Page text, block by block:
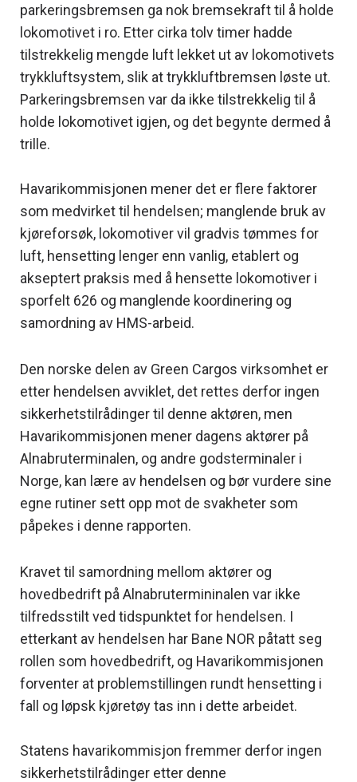
parkeringsbremsen ga nok bremsekraft til å holde
lokomotivet i ro. Etter cirka tolv timer hadde
tilstrekkelig mengde luft lekket ut av lokomotivets
trykkluftsystem, slik at trykkluftbremsen løste ut.
Parkeringsbremsen var da ikke tilstrekkelig til å
holde lokomotivet igjen, og det begynte dermed å
trille.
Havarikommisjonen mener det er flere faktorer
som medvirket til hendelsen; manglende bruk av
kjøreforsøk, lokomotiver vil gradvis tømmes for
luft, hensetting lenger enn vanlig, etablert og
akseptert praksis med å hensette lokomotiver i
sporfelt 626 og manglende koordinering og
samordning av HMS-arbeid.
Den norske delen av Green Cargos virksomhet er
etter hendelsen avviklet, det rettes derfor ingen
sikkerhetstilrådinger til denne aktøren, men
Havarikommisjonen mener dagens aktører på
Alnabruterminalen, og andre godsterminaler i
Norge, kan lære av hendelsen og bør vurdere sine
egne rutiner sett opp mot de svakheter som
påpekes i denne rapporten.
Kravet til samordning mellom aktører og
hovedbedrift på Alnabrutermininalen var ikke
tilfredsstilt ved tidspunktet for hendelsen. I
etterkant av hendelsen har Bane NOR påtatt seg
rollen som hovedbedrift, og Havarikommisjonen
forventer at problemstillingen rundt hensetting i
fall og løpsk kjøretøy tas inn i dette arbeidet.
Statens havarikommisjon fremmer derfor ingen
sikkerhetstilrådinger etter denne